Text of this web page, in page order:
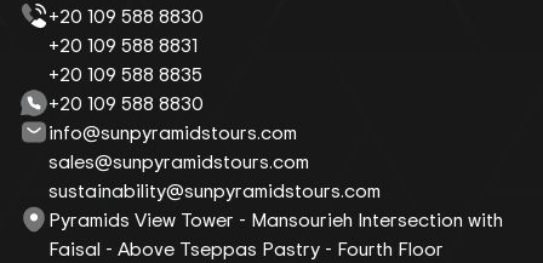
+20 109 588 8830
+20 109 588 8831
+20 109 588 8835
+20 109 588 8830
info@sunpyramidstours.com
sales@sunpyramidstours.com
sustainability@sunpyramidstours.com
Pyramids View Tower - Mansourieh Intersection with
Faisal - Above Tseppas Pastry - Fourth Floor